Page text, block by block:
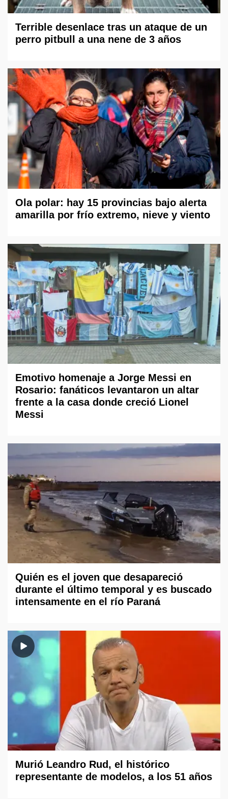
Terrible desenlace tras un ataque de un
perro pitbull a una nene de 3 años
Ola polar: hay 15 provincias bajo alerta
amarilla por frío extremo, nieve y viento
Emotivo homenaje a Jorge Messi en
Rosario: fanáticos levantaron un altar
frente a la casa donde creció Lionel
Messi
Quién es el joven que desapareció
durante el último temporal y es buscado
intensamente en el río Paraná
Murió Leandro Rud, el histórico
representante de modelos, a los 51 años